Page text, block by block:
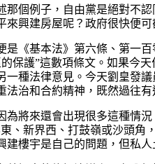
個例子，自由黨是絕對不
興建房屋呢？政府很快便
《基本法》第六條、第一
保護”這數項條文。如果
種法律意見。今天劉皇發
治和合約精神，既然過往
將來還會出現很多這種情
、新界西、打鼓嶺或沙頭
樓宇是自己的問題，但私